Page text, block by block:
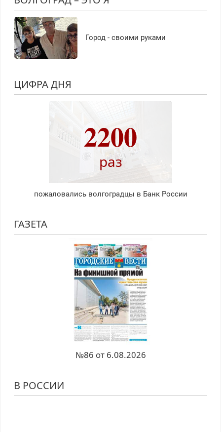
Город - своими руками
ЦИФРА ДНЯ
2200
раз
пожаловались волгоградцы в Банк России
ГАЗЕТА
№86 от 6.08.2026
В РОССИИ